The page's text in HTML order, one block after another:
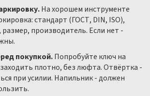
На хорошем инструменте
стандарт (ГОСТ, DIN, ISO),
размер, производитель. Если нет -
покупкой.Попробуйте ключ на
плотно, без люфта. Отвёртка -
при усилии. Напильник - должен